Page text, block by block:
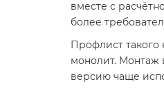
вместе с
более
Профлист такого
монолит. Монтаж
версию чаще